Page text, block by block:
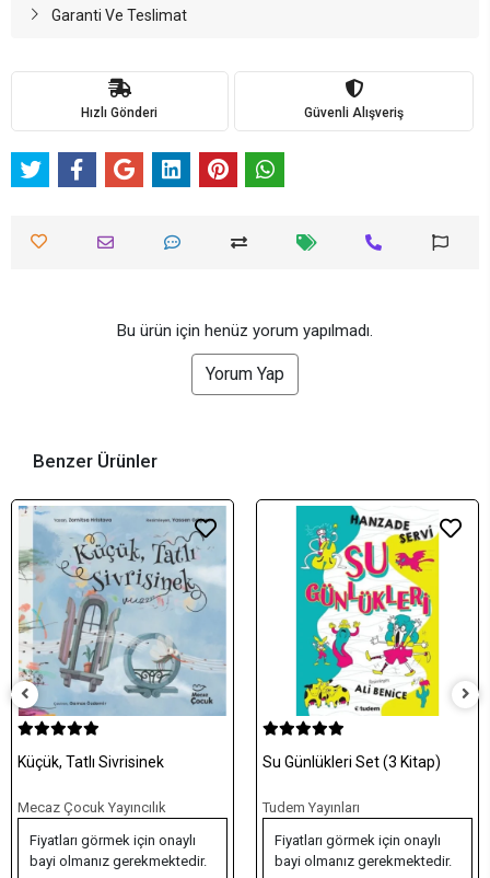
Garanti Ve Teslimat
Hızlı Gönderi Güvenli Alışveriş
Bu ürün için henüz yorum yapılmadı.
Yorum Yap
Benzer Ürünler
Su Günlükleri Set (3 Kitap)
Tudem Yayınları
Fiyatları görmek için onaylı
bayi olmanız gerekmektedir.
Journey to Hope (Ciltli)
Hayat Yayınları
Fiyatları görmek için onaylı
bayi olmanız gerekmektedir.